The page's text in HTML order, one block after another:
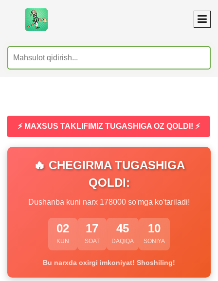
⚡ MAXSUS TAKLIFIMIZ TUGASHIGA OZ QOLDI! ⚡
🔥 CHEGIRMA TUGASHIGA
QOLDI:
Dushanba kuni narx 178000 so'mga ko'tariladi!
02
KUN
17
SOAT
45
DAQIQA
10
SONIYA
Bu narxda oxirgi imkoniyat! Shoshiling!